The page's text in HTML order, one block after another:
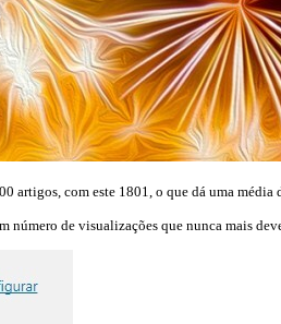
artigos, com este 1801, o que dá uma média
número de visualizações que nunca mais